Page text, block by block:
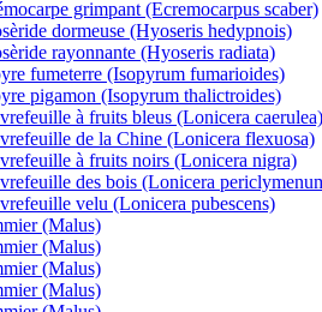
grimpant (Ecremocarpus scaber)
dormeuse (Hyoseris hedypnois)
rayonnante (Hyoseris radiata)
fumeterre (Isopyrum fumarioides)
pigamon (Isopyrum thalictroides)
à fruits bleus (Lonicera caerulea)
de la Chine (Lonicera flexuosa)
à fruits noirs (Lonicera nigra)
des bois (Lonicera
velu (Lonicera pubescens)
(Malus)
(Malus)
(Malus)
(Malus)